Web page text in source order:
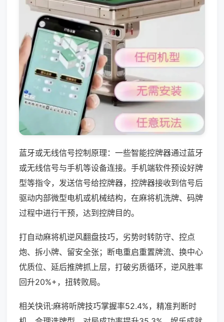
蓝牙或无线信号控制原理：一些智能控牌器通过蓝牙
或无线信号与手机等设备连接。手机端软件预设好牌
型等指令，发送信号给控牌器，控牌器接收到信号后
驱动内部微型电机或机械结构，在麻将机洗牌、码牌
过程中进行干预，达到控牌目的。
打自动麻将机逆风翻盘技巧，劣势时转防守、控点
炮、拆小牌、留安全张；断电重启重置牌流、换中心
优质位、延后推牌抓上层，打破劣质循环，逆风胜率
回升20%+，扭转败局。
相关快讯:麻将听牌技巧掌握率52.4%，精准判断时